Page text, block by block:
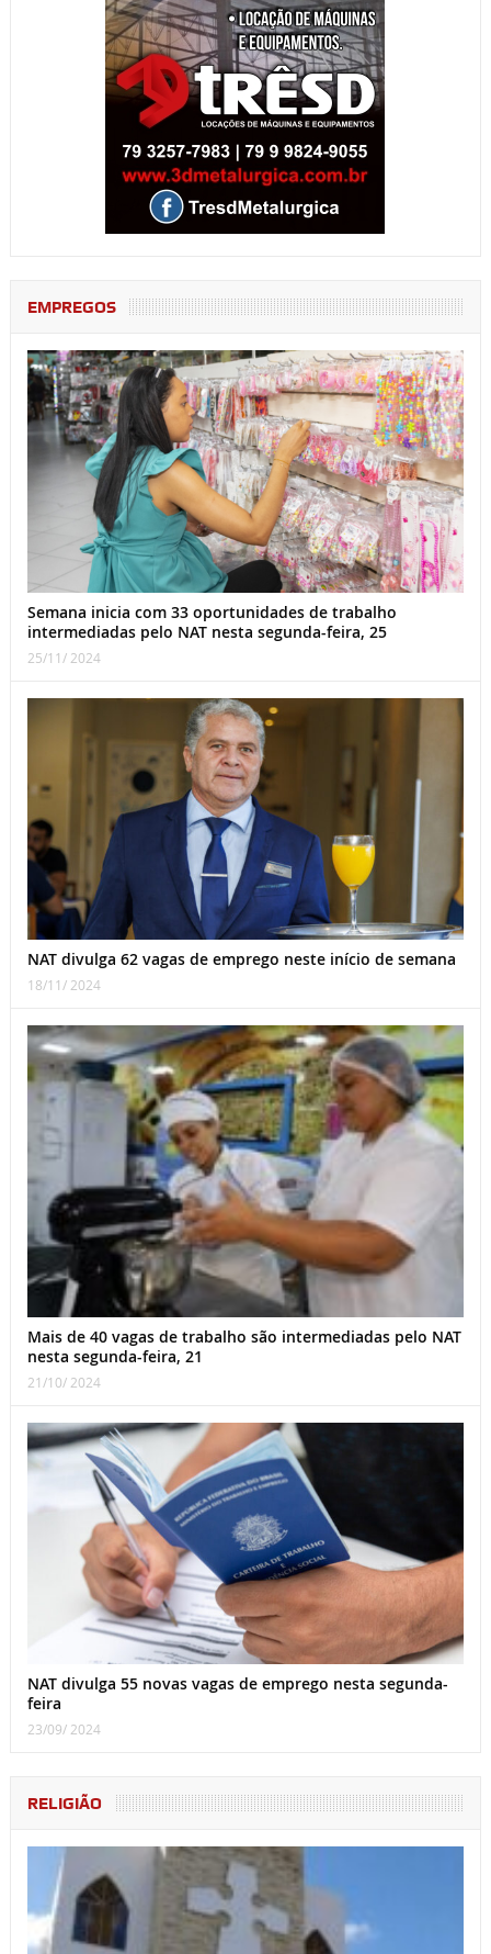
EMPREGOS
Semana inicia com 33 oportunidades de trabalho
intermediadas pelo NAT nesta segunda-feira, 25
25/11/ 2024
NAT divulga 62 vagas de emprego neste início de semana
18/11/ 2024
Mais de 40 vagas de trabalho são intermediadas pelo NAT
nesta segunda-feira, 21
21/10/ 2024
NAT divulga 55 novas vagas de emprego nesta segunda-
feira
23/09/ 2024
RELIGIÃO